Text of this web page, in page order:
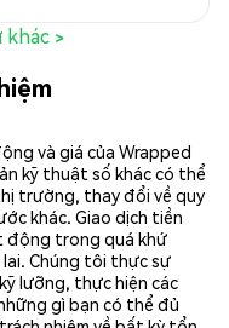
>
và giá của Wrapped
kỹ thuật số khác có thể
trường, thay đổi về quy
khác. Giao dịch tiền
động trong quá khứ
Chúng tôi thực sự
lưỡng, thực hiện các
gì bạn có thể đủ